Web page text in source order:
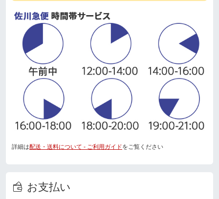
詳細は配送・送料について - ご利用ガイドをご覧ください
お支払い